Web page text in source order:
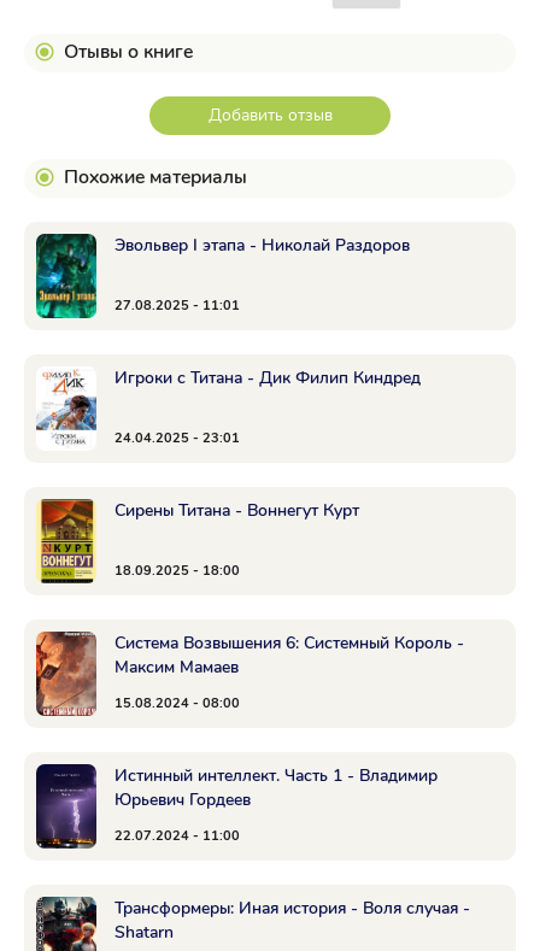
Отывы о книге
Добавить отзыв
Похожие материалы
Эвольвер I этапа - Николай Раздоров
27.08.2025 - 11:01
Игроки с Титана - Дик Филип Киндред
24.04.2025 - 23:01
Сирены Титана - Воннегут Курт
18.09.2025 - 18:00
Система Возвышения 6: Системный Король -
Максим Мамаев
15.08.2024 - 08:00
Истинный интеллект. Часть 1 - Владимир
Юрьевич Гордеев
22.07.2024 - 11:00
Трансформеры: Иная история - Воля случая -
Shatarn